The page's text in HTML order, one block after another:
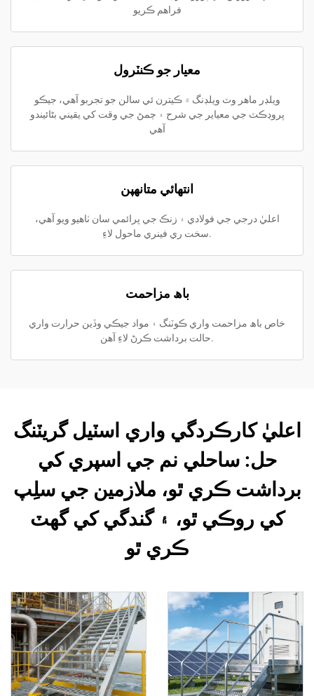
فراهم ڪريو
معيار جو ڪنٽرول
ويلڊر ماھر وٽ ويلڊنگ ۾ ڪيترن ئي سالن جو تجربو آهي، جيڪو
پروڊڪٽ جي معياير جي شرح ۽ ڄمڻ جي وقت کي يقيني بڻائيندو
آهي
انتهائي متانهپن
اعليٰ درجي جي فولادي ۽ زنڪ جي پرائمي سان ٺاهيو ويو آهي،
سخت ري فينري ماحول لاءِ.
باھ مزاحمت
خاص باھ مزاحمت واري ڪوٽنگ ۽ مواد جيڪي وڏين حرارت واري
حالت برداشت ڪرڻ لاءِ آهن.
اعليٰ كارڪردگي واري اسٽيل گريٽنگ
حل: ساحلي نم جي اسپري کي
برداشت ڪري ٿو، ملازمين جي سلِپ
کي روڪي ٿو، ۽ گندگي کي گھٽ
ڪري ٿو